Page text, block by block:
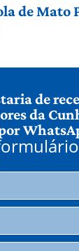
de Mato
de
da